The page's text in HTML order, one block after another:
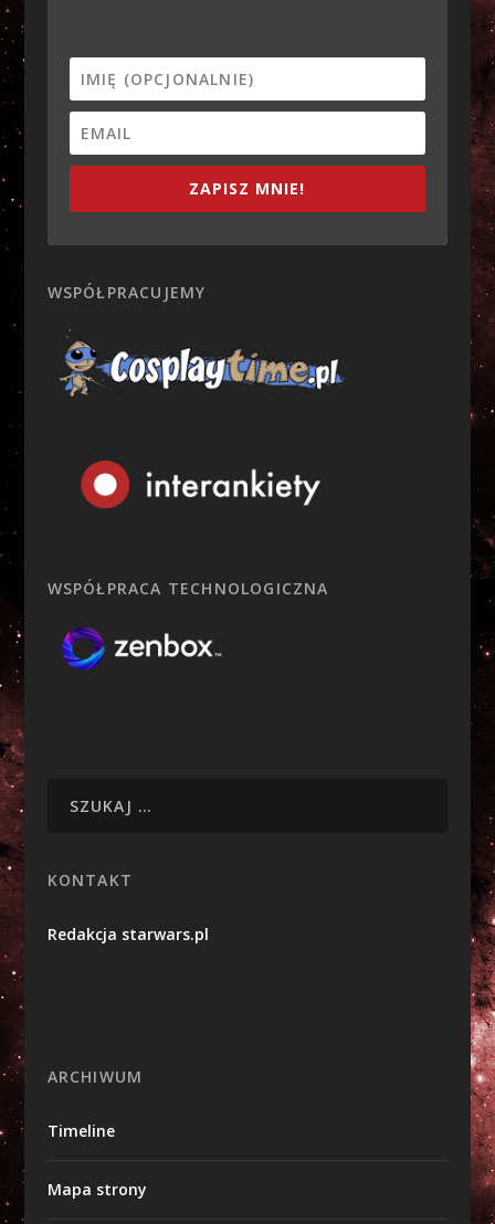
ZAPISZ MNIE!
WSPÓŁPRACUJEMY
WSPÓŁPRACA TECHNOLOGICZNA
KONTAKT
Redakcja starwars.pl
ARCHIWUM
Timeline
Mapa strony